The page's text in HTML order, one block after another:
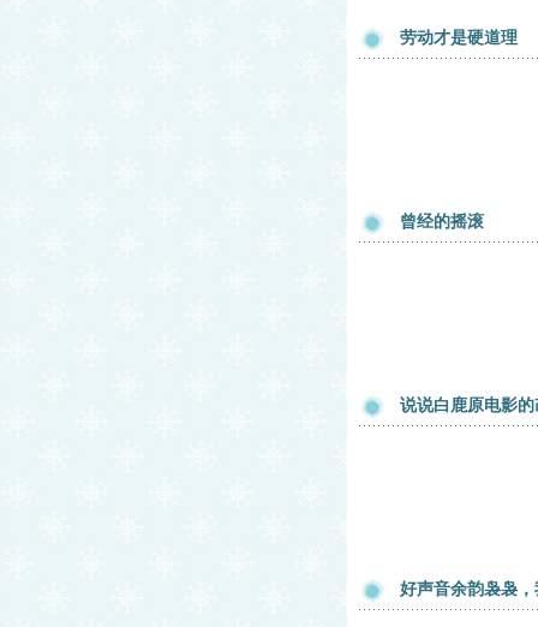
劳动才是硬道理
曾经的摇滚
说说白鹿原电影的
好声音余韵袅袅